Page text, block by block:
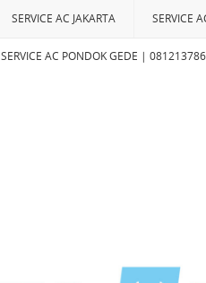
SERVICE AC JAKARTA SERVICE
SERVICE AC PONDOK GEDE |